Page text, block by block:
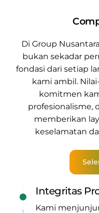
Di Group Nusantara
bukan sekadar
fondasi dari setiap
kami ambil.
komitmen
profesionalisme,
memberikan
keselamatan
Integritas
Kami